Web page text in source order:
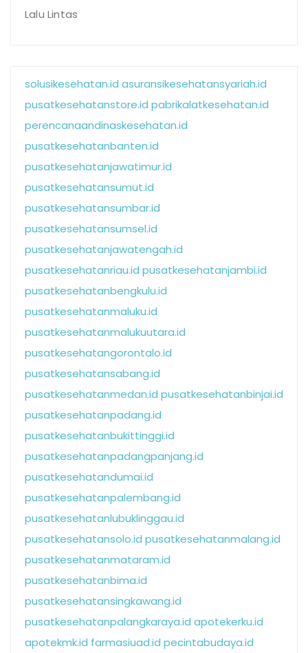
Lalu Lintas
solusikesehatan.id asuransikesehatansyariah.id
pusatkesehatanstore.id pabrikalatkesehatan.id
perencanaandinaskesehatan.id
pusatkesehatanbanten.id
pusatkesehatanjawatimur.id
pusatkesehatansumut.id
pusatkesehatansumbar.id
pusatkesehatansumsel.id
pusatkesehatanjawatengah.id
pusatkesehatanriau.id pusatkesehatanjambi.id
pusatkesehatanbengkulu.id
pusatkesehatanmaluku.id
pusatkesehatanmalukuutara.id
pusatkesehatangorontalo.id
pusatkesehatansabang.id
pusatkesehatanmedan.id pusatkesehatanbinjai.id
pusatkesehatanpadang.id
pusatkesehatanbukittinggi.id
pusatkesehatanpadangpanjang.id
pusatkesehatandumai.id
pusatkesehatanpalembang.id
pusatkesehatanlubuklinggau.id
pusatkesehatansolo.id pusatkesehatanmalang.id
pusatkesehatanmataram.id
pusatkesehatanbima.id
pusatkesehatansingkawang.id
pusatkesehatanpalangkaraya.id apotekerku.id
apotekmk.id farmasiuad.id pecintabudaya.id